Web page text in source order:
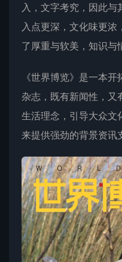
入，文字考究，因此与
入点更深，文化味更浓
了厚重与软美，知识与
《世界博览》是一本
杂志，既有新闻性，又
生活理念，引导大众文
来提供强劲的背景资讯